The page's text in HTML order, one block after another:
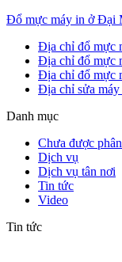
Đổ mực máy in ở Đại
Địa chỉ đổ mực
Địa chỉ đổ mực
Địa chỉ đổ mực
Địa chỉ sửa
Danh mục
Chưa được
Dịch vụ
Dịch vụ tân nơi
Tin tức
Video
Tin tức